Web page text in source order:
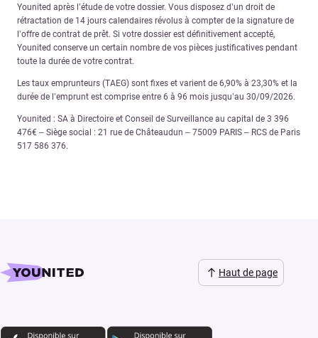
Younited après l’étude de votre dossier. Vous disposez d’un droit de
rétractation de 14 jours calendaires révolus à compter de la signature de
l’offre de contrat de prêt. Si votre dossier est définitivement accepté,
Younited conserve un certain nombre de vos pièces justificatives pendant
toute la durée de votre contrat.
Les taux emprunteurs (TAEG) sont fixes et varient de 6,90% à 23,30% et la
durée de l’emprunt est comprise entre 6 à 96 mois jusqu’au 30/09/2026.
Younited : SA à Directoire et Conseil de Surveillance au capital de 3 396
476€ – Siège social : 21 rue de Châteaudun – 75009 PARIS – RCS de Paris
517 586 376.
Haut de page